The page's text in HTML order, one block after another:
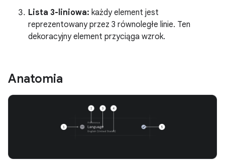
Lista 3-liniowa: każdy element jest
reprezentowany przez 3 równoległe linie. Ten
dekoracyjny element przyciąga wzrok.
Anatomia